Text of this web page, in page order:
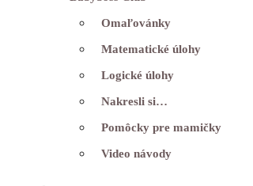
Omaľovánky
Matematické úlohy
Logické úlohy
Nakresli si…
Pomôcky pre mamičky
Video návody